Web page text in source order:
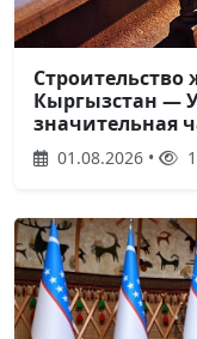
Кыргызстан —
значительная
01.08.2026 •